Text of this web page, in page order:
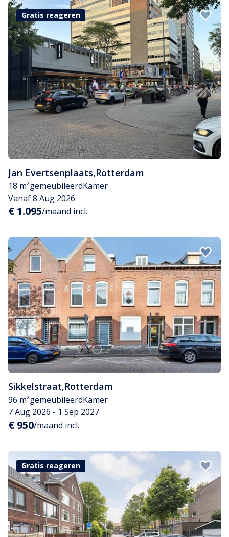
Gratis reageren
Jan Evertsenplaats,Rotterdam
18 m²gemeubileerdKamer
Vanaf 8 Aug 2026
€ 1.095/maand incl.
Sikkelstraat,Rotterdam
96 m²gemeubileerdKamer
7 Aug 2026 - 1 Sep 2027
€ 950/maand incl.
Gratis reageren